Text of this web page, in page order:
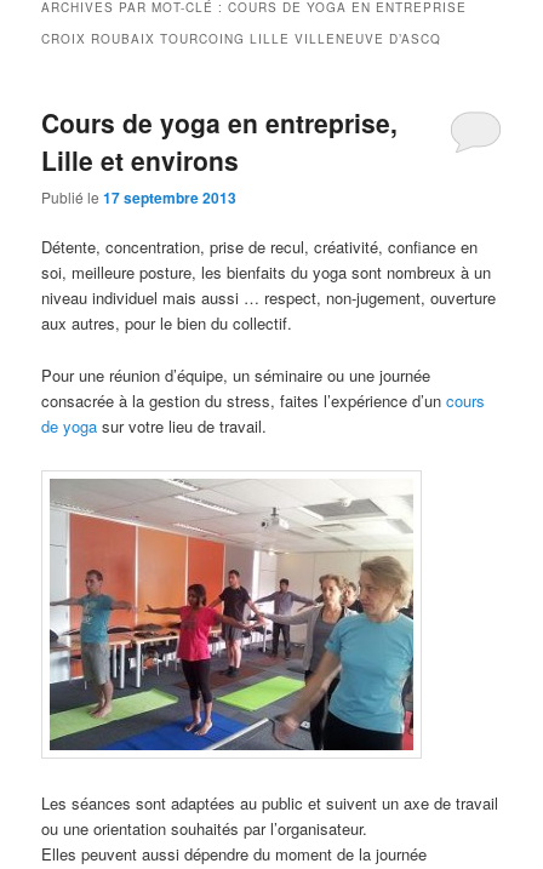
ARCHIVES PAR MOT-CLÉ :COURS DE YOGA EN ENTREPRISE
CROIX ROUBAIX TOURCOING LILLE VILLENEUVE D’ASCQ
Cours de yoga en entreprise,
Lille et environs
Publié le17 septembre 2013
Détente, concentration, prise de recul, créativité, confiance en
soi, meilleure posture, les bienfaits du yoga sont nombreux à un
niveau individuel mais aussi … respect, non-jugement, ouverture
aux autres, pour le bien du collectif.
Pour une réunion d’équipe, un séminaire ou une journée
consacrée à la gestion du stress, faites l’expérience d’uncours
de yoga sur votre lieu de travail.
Les séances sont adaptées au public et suivent un axe de travail
ou une orientation souhaités par l’organisateur.
Elles peuvent aussi dépendre du moment de la journée